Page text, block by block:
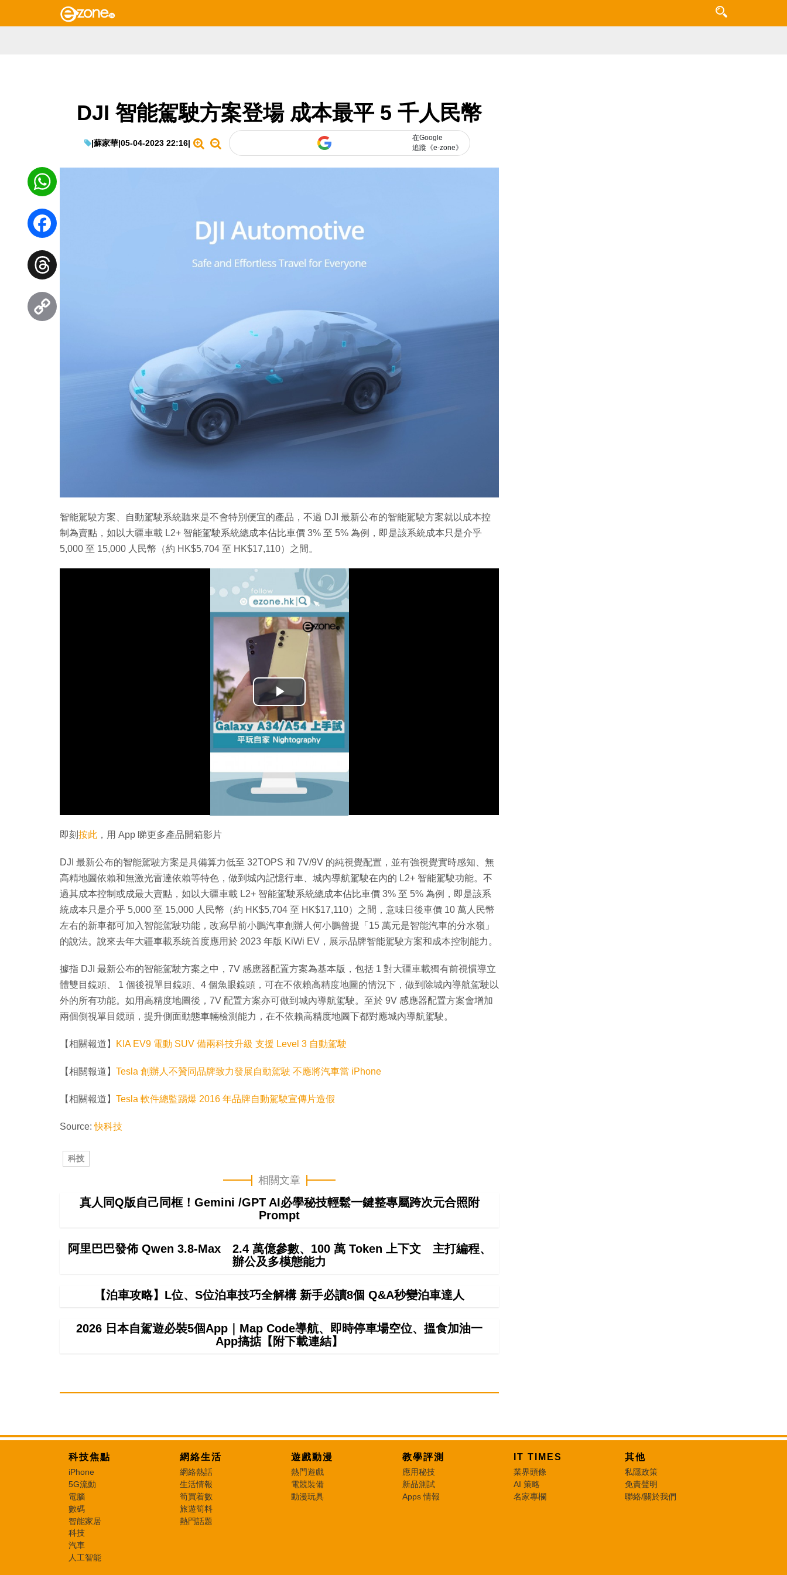
DJI 智能駕駛方案登場 成本最平 5 千人民幣
|蘇家華|05-04-2023 22:16|
在Google
追蹤《e-zone》
智能駕駛方案、自動駕駛系統聽來是不會特別便宜的產品，不過 DJI 最新公布的智能駕駛方案就以成本控
制為賣點，如以大疆車載 L2+ 智能駕駛系統總成本佔比車價 3% 至 5% 為例，即是該系統成本只是介乎
5,000 至 15,000 人民幣（約 HK$5,704 至 HK$17,110）之間。
播
放
影
片
即刻 按此 ，用 App 睇更多產品開箱影片
DJI 最新公布的智能駕駛方案是具備算力低至 32TOPS 和 7V/9V 的純視覺配置，並有強視覺實時感知、無
高精地圖依賴和無激光雷達依賴等特色，做到城內記憶行車、城內導航駕駛在內的 L2+ 智能駕駛功能。不
過其成本控制或成最大賣點，如以大疆車載 L2+ 智能駕駛系統總成本佔比車價 3% 至 5% 為例，即是該系
統成本只是介乎 5,000 至 15,000 人民幣（約 HK$5,704 至 HK$17,110）之間，意味日後車價 10 萬人民幣
左右的新車都可加入智能駕駛功能，改寫早前小鵬汽車創辦人何小鵬曾提「15 萬元是智能汽車的分水嶺」
的說法。說來去年大疆車載系統首度應用於 2023 年版 KiWi EV，展示品牌智能駕駛方案和成本控制能力。
據指 DJI 最新公布的智能駕駛方案之中，7V 感應器配置方案為基本版，包括 1 對大疆車載獨有前視慣導立
體雙目鏡頭、 1 個後視單目鏡頭、4 個魚眼鏡頭，可在不依賴高精度地圖的情況下，做到除城內導航駕駛以
外的所有功能。如用高精度地圖後，7V 配置方案亦可做到城內導航駕駛。至於 9V 感應器配置方案會增加
兩個側視單目鏡頭，提升側面動態車輛檢測能力，在不依賴高精度地圖下都對應城內導航駕駛。
【相關報道】 KIA EV9 電動 SUV 備兩科技升級 支援 Level 3 自動駕駛
【相關報道】 Tesla 創辦人不贊同品牌致力發展自動駕駛 不應將汽車當 iPhone
【相關報道】 Tesla 軟件總監踢爆 2016 年品牌自動駕駛宣傳片造假
Source:快科技
科技
相關文章
真人同Q版自己同框！Gemini /GPT AI必學秘技輕鬆一鍵整專屬跨次元合照附
Prompt
阿里巴巴發佈 Qwen 3.8-Max 2.4 萬億參數、100 萬 Token 上下文 主打編程、
辦公及多模態能力
【泊車攻略】L位、S位泊車技巧全解構 新手必讀8個 Q&A秒變泊車達人
2026 日本自駕遊必裝5個App｜Map Code導航、即時停車場空位、搵食加油一
App搞掂【附下載連結】
WhatsApp
Facebook
Threads
科技焦點
iPhone
5G流動
電腦
數碼
智能家居
科技
汽車
人工智能
網絡生活
網絡熱話
生活情報
筍買着數
旅遊筍料
熱門話題
遊戲動漫
熱門遊戲
電競裝備
動漫玩具
教學評測
應用秘技
新品測試
Apps 情報
IT TIMES
業界頭條
AI 策略
名家專欄
其他
私隱政策
免責聲明
聯絡/關於我們